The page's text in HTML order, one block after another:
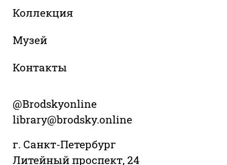
Коллекция
Музей
Контакты
@Brodskyonline
library@brodsky.online
г. Санкт-Петербург
Литейный проспект, 24